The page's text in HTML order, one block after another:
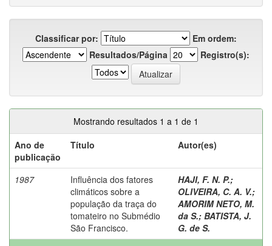
Classificar por:
Em ordem:
Resultados/Página
Registro(s):
Mostrando resultados 1 a 1 de 1
Ano de
publicação
Título Autor(es)
1987
Influência dos fatores
climáticos sobre a
população da traça do
tomateiro no Submédio
São Francisco.
HAJI, F. N. P.;
OLIVEIRA, C. A. V.;
AMORIM NETO, M.
da S.; BATISTA, J.
G. de S.